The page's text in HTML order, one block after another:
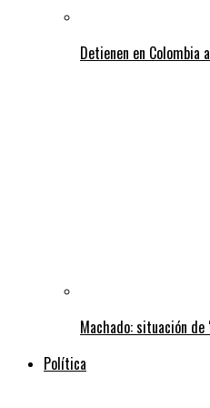
Detienen en Colombia
Machado: situación
Política